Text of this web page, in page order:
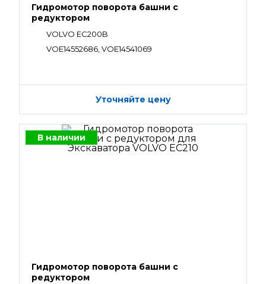
Гидромотор поворота башни с
редуктором
VOLVO EC200B
VOE14552686, VOE14541069
Уточняйте цену
В наличии
Гидромотор поворота башни с
редуктором